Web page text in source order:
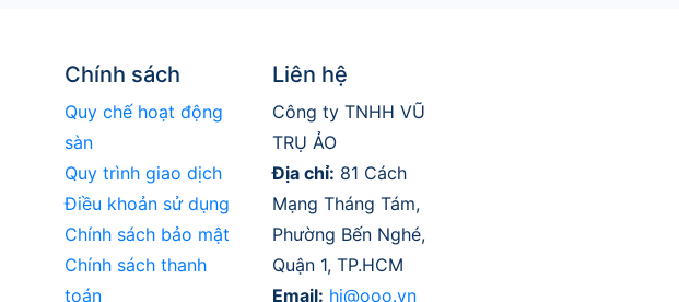
Chính sách
Quy chế hoạt động
sàn
Quy trình giao dịch
Điều khoản sử dụng
Chính sách bảo mật
Chính sách thanh
toán
Liên hệ
Công ty TNHH VŨ
TRỤ ẢO
Địa chỉ: 81 Cách
Mạng Tháng Tám,
Phường Bến Nghé,
Quận 1, TP.HCM
Email: hi@ooo.vn